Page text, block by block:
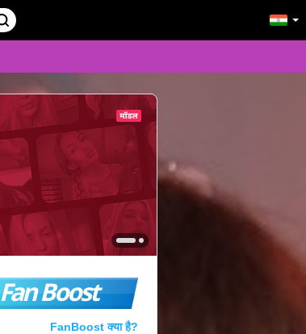
Fan Boost
FanBoost क्या है?